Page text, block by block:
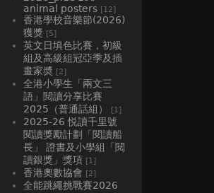
animal posters [12]
香港學校音樂節(2026)
獲獎 [5]
英文日填色比賽，初級
組及高級組冠亞季及插
畫家奬 [2]
全港小學生「兩文三
語」閱讀分享比賽
2025（普通話組）
[1]
2025-26 悦讀千里號
閱讀獎勵計劃「閱讀船
長」 證書及小學組「閱
讀銀獎」獎項 [1]
香港奧數協會 [2]
全能跳繩挑戰賽2026